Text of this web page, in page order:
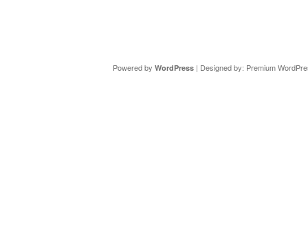
Powered by WordPress| Designed by: Premium